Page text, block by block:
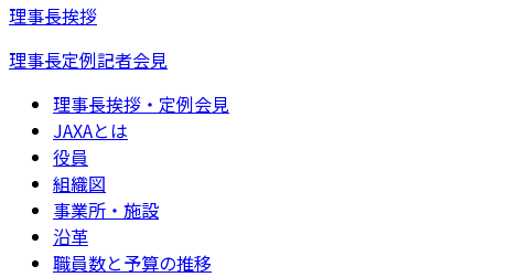
理事長挨拶
理事長定例記者会見
理事長挨拶・定例会見
JAXAとは
役員
組織図
事業所・施設
沿革
職員数と予算の推移